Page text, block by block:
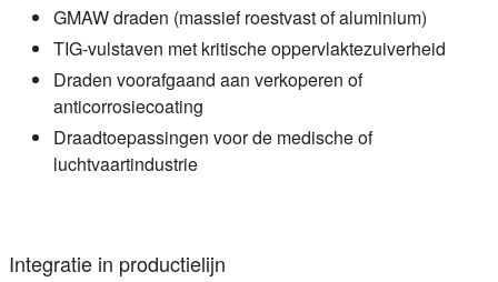
GMAW draden (massief roestvast of aluminium)
TIG-vulstaven met kritische oppervlaktezuiverheid
Draden voorafgaand aan verkoperen of
anticorrosiecoating
Draadtoepassingen voor de medische of
luchtvaartindustrie
Integratie in productielijn